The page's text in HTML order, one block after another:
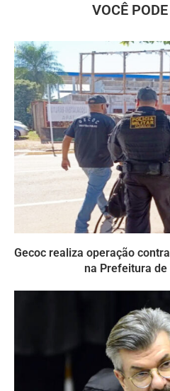
VOCÊ
Gecoc realiza operação
na Prefeitura de